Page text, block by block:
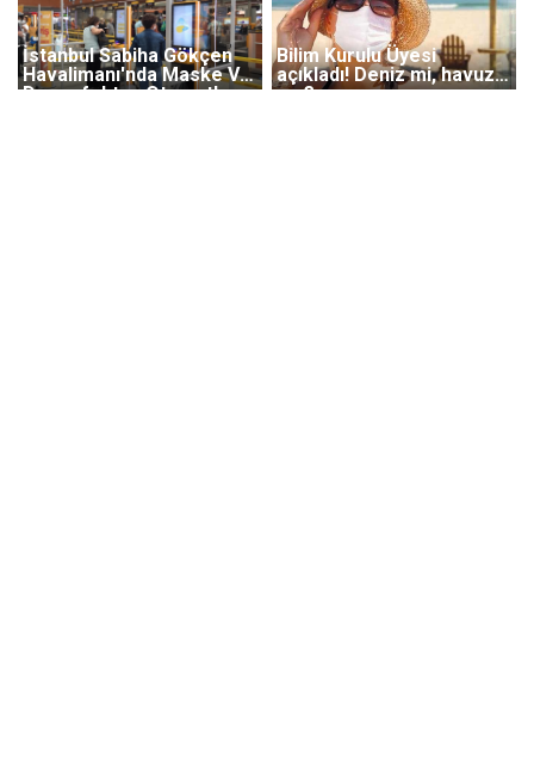
İstanbul Sabiha Gökçen
Havalimanı'nda Maske Ve
Dezenfektan Otomatları
Bilim Kurulu Üyesi
açıkladı! Deniz mi, havuz
mu?